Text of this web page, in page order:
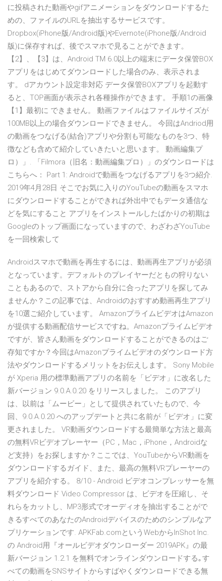
に投稿された動画やgifアニメーションをダウンロードするた
めの、ファイルのURLを抽出するサービスです。
Dropbox(iPhone版/Android版)やEvernote(iPhone版/Android
版)に保存すれば、後でスマホで見ることができます。
【2】、【3】は、Android TM 6.0以上の端末にデータ保管BOX
アプリをはじめてダウンロードした場合のみ、表示されま
す。 dアカウント設定非対応 データ保管BOXアプリを起動す
ると、TOP画面が表示され各種操作ができます。 手順1の画像
【1】最初に できません。 動画ファイルはファイルサイズが
100MB以上の場合ダウンロードできません。 今回はAndriod用
の動画をつなげる(結合)アプリや分割も可能なものを3つ、特
徴なども含めて紹介していきたいと思います。 動画編集プ
ロ）」. 「Filmora（旧名：動画編集プロ）」のダウンロードは
こちらへ： Part 1: Androidで動画をつなげるアプリを3つ紹介.
2019年4月28日 そこでお気に入りのYouTubeの動画をスマホ
にダウンロードすることができれば外出中でもデータ通信な
どを気にすること アプリをインストールしたばかりの初期は
Googleのトップ画面になっていますので、わざわざYouTube
を一回検索して
Androidスマホで動画を再生するには、動画再生アプリが必須
となっています。デフォルトのプレイヤーだともの狩りない
こともあるので、ストアから自分に合ったアプリを探してみ
ませんか？この記事では、Androidのおすすめ動画再生アプリ
を10選ご紹介しています。 AmazonプライムビデオはAmazon
が提供する動画配信サービスですね。Amazonプライムビデオ
ですが、皆さん動画をダウンロードすることができるのはご
存知ですか？今回はAmazonプライムビデオのダウンロード方
法やダウンロードするメリットをお伝えします。 Sony Mobile
が Xperia 用の標準動画アプリの名前を「ビデオ」に改名した
新バージョン 9.0.A.0.20 をリリースしました。 このアプリ
は、以前は「ムービー」として提供されていたもので、今
回、9.0.A.0.20 へのアップデートと共に名前が「ビデオ」に変
更されました。 VR動画ダウンロードする最簡単な方法と最高
の無料VRビデオプレーヤー（PC，Mac，iPhone，Androidな
ど支持）をお探しますか？ここでは、YouTubeからVR動画を
ダウンロードするガイド、また、最高の無料VRプレーヤーの
アプリを紹介する。 8/10 - Android ビデオコンプレッサーを無
料ダウンロード Video Compressor は、ビデオを圧縮し、そ
れらをカットし、MP3形式でオーディオを抽出することがで
きるすべてのあなたのAndroidデバイスのためのシンプルなア
プリケーションです. APKFab.comというWebからInShot Inc.
の Android用『オールビデオダウンローダー 2019APK』の最
新バージョン 1.2.1 を無料でオンラインダウンロードする｡す
べての動画をSNSサイトからすばやくダウンロードできる無